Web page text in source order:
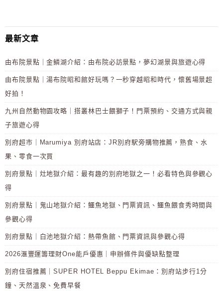
最新文章
由布院景點｜金鱗湖介紹：由布院必訪景點，夢幻湖景與旅遊心得
由布院景點｜湯布院昭和館好玩嗎？一秒穿越昭和時代，懷舊場景超
好拍！
九州自然動物園攻略｜搭叢林巴士餵獅子！門票預約、交通方式與親
子旅遊心得
別府超市｜Marumiya 別府站店：JR別府駅旁購物推薦，熟食、水
果、零食一次買
別府景點｜灶地獄介紹：最有趣的別府地獄之一！必看特色與參觀心
得
別府景點｜鬼山地獄介紹：鱷魚地獄、門票資訊、鱷魚餵食秀時間與
參觀心得
別府景點｜白池地獄介紹：熱帶魚館、門票資訊與參觀心得
2026滙豐運籌理財One能戶優惠｜申辦條件與優缺點整理
別府住宿推薦｜SUPER HOTEL Beppu Ekimae：別府站步行1分
鐘、天然溫泉、免費早餐